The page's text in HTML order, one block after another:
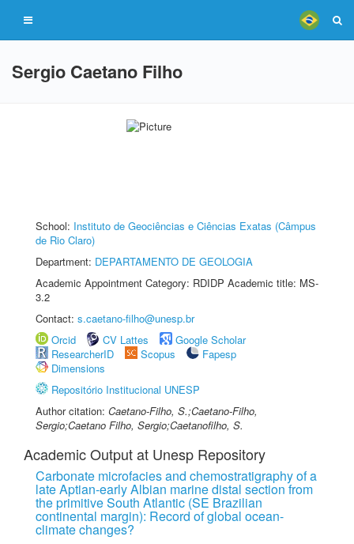
Sergio Caetano Filho
School: Instituto de Geociências e Ciências Exatas (Câmpus
de Rio Claro)
Department: DEPARTAMENTO DE GEOLOGIA
Academic Appointment Category: RDIDP Academic title: MS-
3.2
Contact: s.caetano-filho@unesp.br
Orcid
CV Lattes
Google Scholar
ResearcherID
Scopus
Fapesp
Dimensions
Repositório Institucional UNESP
Author citation: Caetano-Filho, S.;Caetano-Filho,
Sergio;Caetano Filho, Sergio;Caetanofilho, S.
Academic Output at Unesp Repository
Carbonate microfacies and chemostratigraphy of a
late Aptian-early Albian marine distal section from
the primitive South Atlantic (SE Brazilian
continental margin): Record of global ocean-
climate changes?